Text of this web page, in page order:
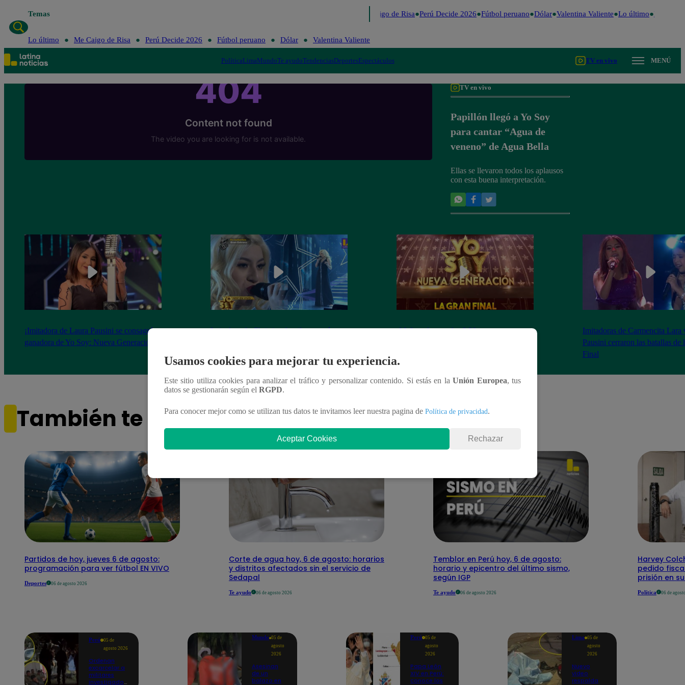
Temas Me Caigo de Risa Perú Decide 2026 Fútbol peruano Dólar Valentina Valiente Lo último Me Caigo
Lo último Me Caigo de Risa Perú Decide 2026 Fútbol peruano Dólar Valentina Valiente
PolíticaLimaMundoTe ayudoTendenciasDeportesEspectáculos TV en vivo MENÚ
TV en vivo
Papillón llegó a Yo Soy
para cantar “Agua de
veneno” de Agua Bella
Ellas se llevaron todos los aplausos
con esta buena interpretación.
¡Imitadora de Laura Pausini se consagró
ganadora de Yo Soy: Nueva Generación!
Imitadora de Christina Aguilera cantó
¡Mañana lunes a las 8:20 pm conoceremos
Imitadoras de Carmencita Lara
Pausini cerraron las batallas de
Final
También te puede interesar
Partidos de hoy, jueves 6 de agosto:
programación para ver fútbol EN VIVO
Deportes 06 de agosto 2026
Corte de agua hoy, 6 de agosto: horarios
y distritos afectados sin el servicio de
Sedapal
Te ayudo 06 de agosto 2026
Temblor en Perú hoy, 6 de agosto:
horario y epicentro del último sismo,
según IGP
Te ayudo 06 de agosto 2026
Harvey
pedido
prisión en
Política 06 de
Perú
05 de
agosto 2026
Ordenan
excarcelar a
militares
investigados
Mundo 05 de
agosto
2026
Asesinan
de un
balazo en
Perú 05 de
agosto
2026
Papa León
XIV en Perú:
conoce los
Lima 05 de
agosto
2026
Nuevo
video
respalda
Usamos cookies para mejorar tu experiencia.
Este sitio utiliza cookies para analizar el tráfico y personalizar contenido. Si estás en laUnión Europea, tus
datos se gestionarán según el RGPD.
Para conocer mejor como se utilizan tus datos te invitamos leer nuestra pagina de Política de privacidad.
Aceptar Cookies Rechazar